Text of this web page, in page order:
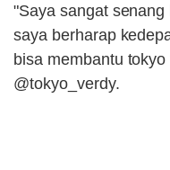
"Saya sangat
saya berharap
bisa membantu
@tokyo_verdy.